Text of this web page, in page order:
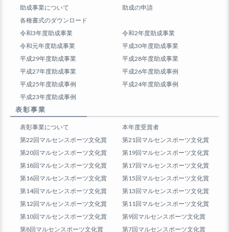
助成事業について
助成の申請
各種書式のダウンロード
令和3年度助成事業
令和2年度助成事業
令和元年度助成事業
平成30年度助成事業
平成29年度助成事業
平成28年度助成事業
平成27年度助成事業
平成26年度助成事例
平成25年度助成事例
平成24年度助成事例
平成23年度助成事例
表彰事業
表彰事業について
本年度受賞者
第22回マルセンスポーツ文化賞
第21回マルセンスポーツ文化賞
第20回マルセンスポーツ文化賞
第19回マルセンスポーツ文化賞
第18回マルセンスポーツ文化賞
第17回マルセンスポーツ文化賞
第16回マルセンスポーツ文化賞
第15回マルセンスポーツ文化賞
第14回マルセンスポーツ文化賞
第13回マルセンスポーツ文化賞
第12回マルセンスポーツ文化賞
第11回マルセンスポーツ文化賞
第10回マルセンスポーツ文化賞
第9回マルセンスポーツ文化賞
第8回マルセンスポーツ文化賞
第7回マルセンスポーツ文化賞